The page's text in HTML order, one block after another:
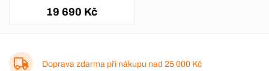
Prima 6
19 690 Kč
Doprava zdarma při nákupu nad 25 000 Kč